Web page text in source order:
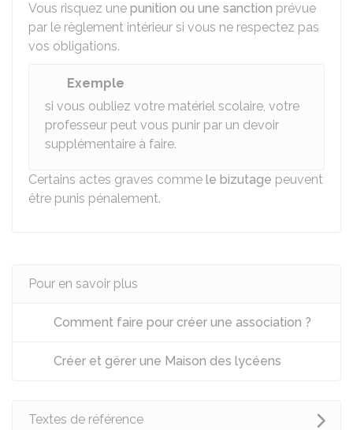
Vous risquez une punition ou une sanction prévue
par le règlement intérieur si vous ne respectez pas
vos obligations.
Exemple
si vous oubliez votre matériel scolaire, votre
professeur peut vous punir par un devoir
supplémentaire à faire.
Certains actes graves comme le bizutage peuvent
être punis pénalement.
Pour en savoir plus
Comment faire pour créer une association ?
Créer et gérer une Maison des lycéens
Textes de référence